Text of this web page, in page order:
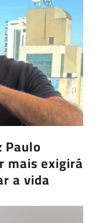
Paulo
mais exigirá
a vida